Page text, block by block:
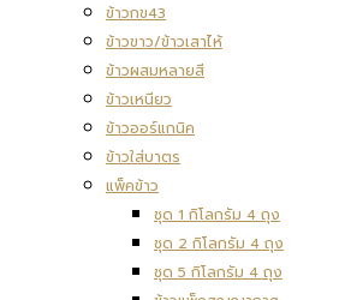
ข้าวกข43
ข้าวขาว/ข้าวเสาไห้
ข้าวผสมหลายสี
ข้าวเหนียว
ข้าวออร์แกนิค
ข้าวใส่บาตร
แพ็คข้าว
ชุด 1 กิโลกรัม 4 ถุง
ชุด 2 กิโลกรัม 4 ถุง
ชุด 5 กิโลกรัม 4 ถุง